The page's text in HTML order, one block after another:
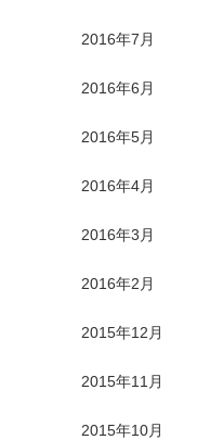
2016年7月
2016年6月
2016年5月
2016年4月
2016年3月
2016年2月
2015年12月
2015年11月
2015年10月